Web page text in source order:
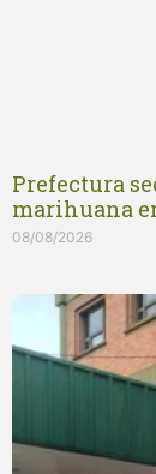
Prefectura
marihuana
08/08/2026